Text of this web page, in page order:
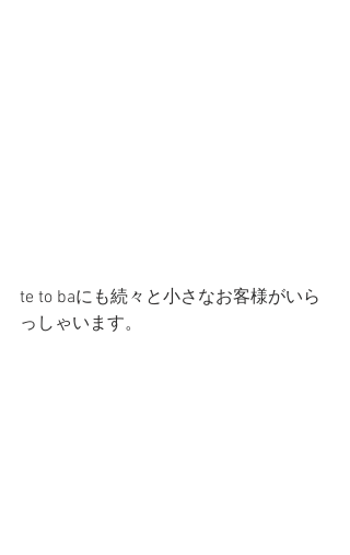
te to baにも続々と小さなお客様がいら
っしゃいます。